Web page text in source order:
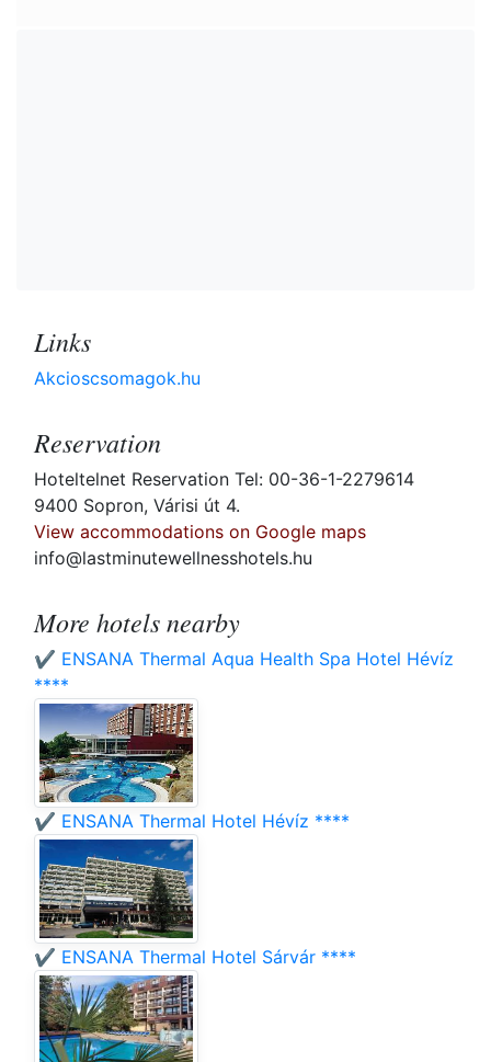
Links
Akcioscsomagok.hu
Reservation
Hoteltelnet Reservation Tel: 00-36-1-2279614
9400 Sopron, Várisi út 4.
View accommodations on Google maps
info@lastminutewellnesshotels.hu
More hotels nearby
✔️ ENSANA Thermal Aqua Health Spa Hotel Hévíz
****
✔️ ENSANA Thermal Hotel Hévíz ****
✔️ ENSANA Thermal Hotel Sárvár ****